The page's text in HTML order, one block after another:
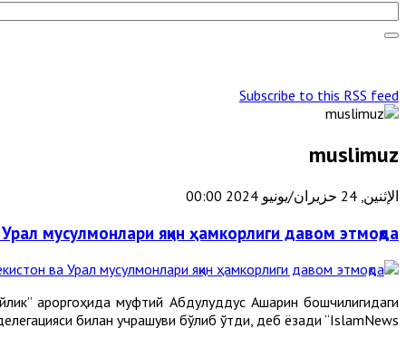
Subscribe to this RSS feed
muslimuz
الإثنين, 24 حزيران/يونيو 2024 00:00
мусулмонлари яқин ҳамкорлиги давом этмоқда
қароргоҳида муфтий Абдулқуддус Ашарин бошчилигидаги
билан учрашуви бўлиб ўтди, деб ёзади “IslamNews”.